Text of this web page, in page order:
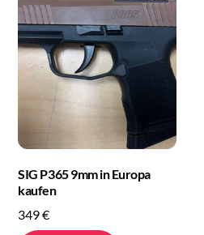
SIG P365 9mm in Europa
kaufen
349€